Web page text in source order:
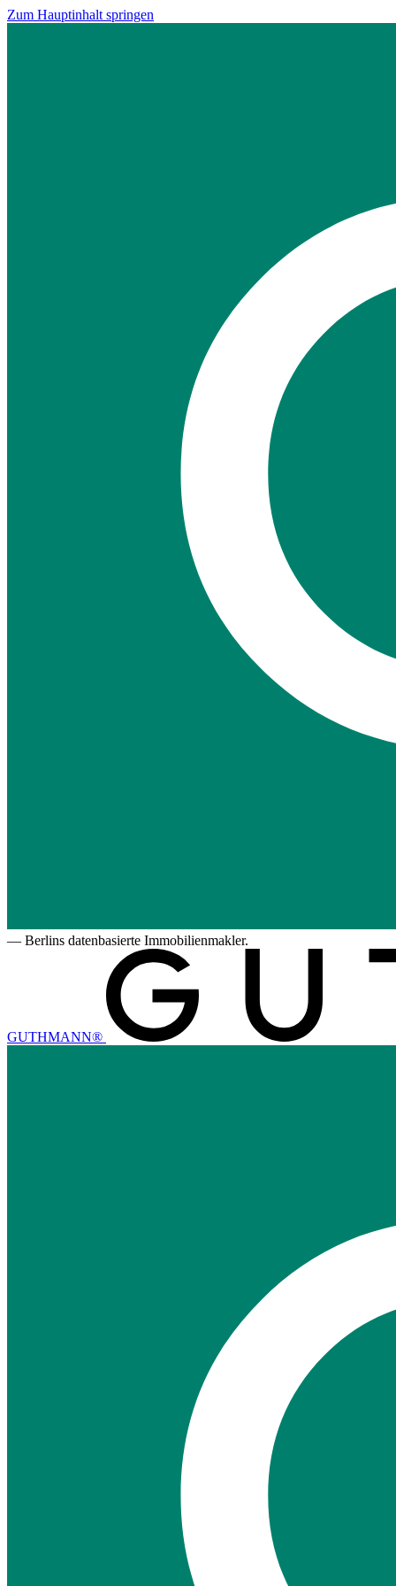
Zum Hauptinhalt springen
— Berlins datenbasierte Immobilienmakler.
GUTHMANN®